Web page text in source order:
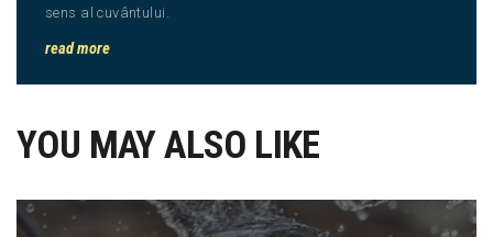
sens al cuvântului.
read more
YOU MAY ALSO LIKE